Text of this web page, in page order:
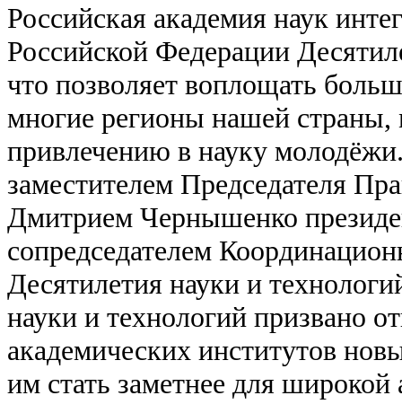
Российская академия наук
Российской Федерации
что позволяет воплощать
многие регионы нашей страны,
привлечению в науку
заместителем Председателя
Дмитрием Чернышенко
сопредседателем
Десятилетия науки и
науки и технологий призвано
академических институтов
им стать заметнее для широкой